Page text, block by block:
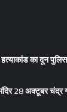
का दून
28 अक्टूबर